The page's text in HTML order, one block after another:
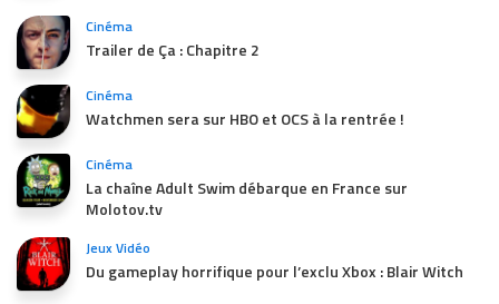
Cinéma
Trailer de Ça : Chapitre 2
Cinéma
Watchmen sera sur HBO et OCS à la rentrée !
Cinéma
La chaîne Adult Swim débarque en France sur
Molotov.tv
Jeux Vidéo
Du gameplay horrifique pour l’exclu Xbox : Blair Witch